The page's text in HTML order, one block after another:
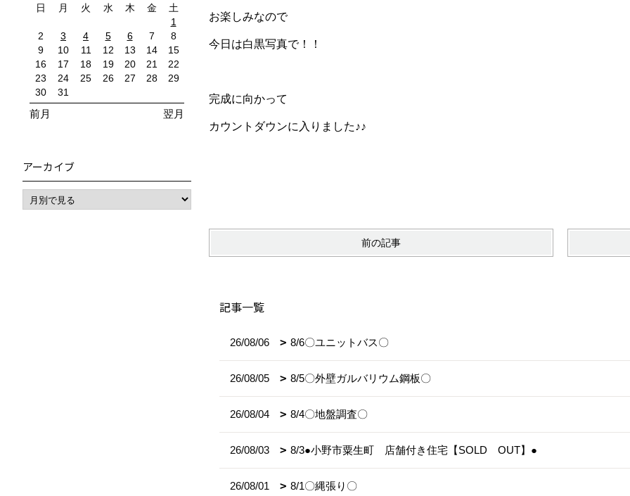
お楽しみなので
今日は白黒写真で！！
完成に向かって
カウントダウンに入りました♪♪
前の記事
記事一覧
26/08/06 8/6〇ユニットバス〇
26/08/05 8/5〇外壁ガルバリウム鋼板〇
26/08/04 8/4〇地盤調査〇
26/08/03 8/3●小野市粟生町 店舗付き住宅【SOLD OUT】●
26/08/01 8/1〇縄張り〇
日 月 火 水 木 金
土
1
2
3 4 5 6 7
8
9
10 11 12 13 14
15
16
17 18 19 20 21
22
23
24 25 26 27 28
29
30
31
前月 翌月
アーカイブ